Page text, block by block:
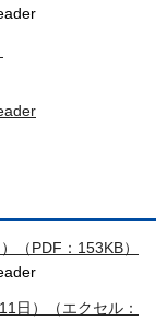
（PDF：153KB）
日）（エクセル：